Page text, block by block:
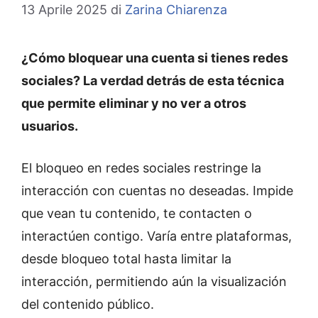
13 Aprile 2025 di Zarina Chiarenza
¿Cómo bloquear una cuenta si tienes redes
sociales? La verdad detrás de esta técnica
que permite eliminar y no ver a otros
usuarios.
El bloqueo en redes sociales restringe la
interacción con cuentas no deseadas. Impide
que vean tu contenido, te contacten o
interactúen contigo. Varía entre plataformas,
desde bloqueo total hasta limitar la
interacción, permitiendo aún la visualización
del contenido público.